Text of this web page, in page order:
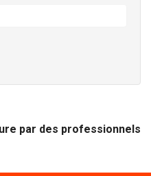
par des professionnels